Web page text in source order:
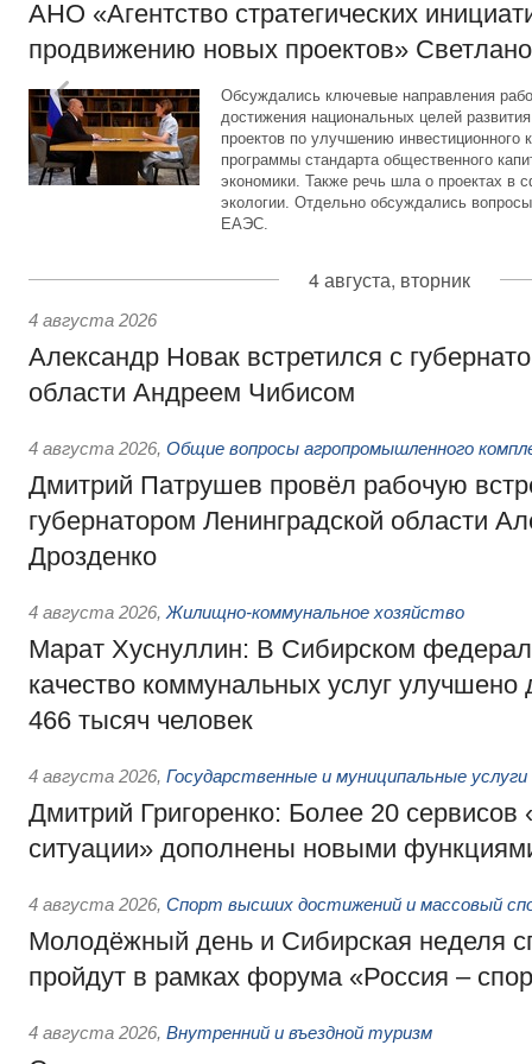
АНО «Агентство стратегических
продвижению новых проектов»
Обсуждались ключевые направления
достижения национальных целей
проектов по улучшению инвестиционного
программы стандарта общественного
экономики. Также речь шла о проектах в
экологии. Отдельно обсуждались
ЕАЭС.
4 августа, вторник
4 августа 2026
Александр Новак встретился с
области Андреем Чибисом
4 августа 2026, Общие вопросы агропромышленного
Дмитрий Патрушев провёл рабочую
губернатором Ленинградской области
Дрозденко
4 августа 2026, Жилищно-коммунальное хозяйство
Марат Хуснуллин: В Сибирском
качество коммунальных услуг
466 тысяч человек
4 августа 2026, Государственные и муниципальные услуги
Дмитрий Григоренко: Более 20 сервисов
ситуации» дополнены новыми
4 августа 2026, Спорт высших достижений и массовый
Молодёжный день и Сибирская неделя
пройдут в рамках форума «Россия –
4 августа 2026, Внутренний и въездной туризм